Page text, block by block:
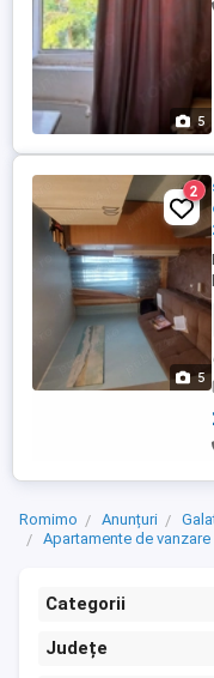
5
5
2
Romimo Anunțuri
Apartamente de vanzare
Categorii
Județe